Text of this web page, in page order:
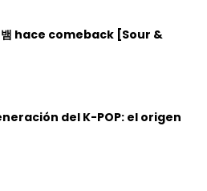
뱀 hace comeback [Sour &
del K-POP: el origen